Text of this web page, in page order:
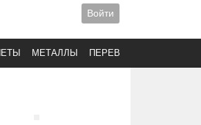
Войти
МЕТАЛЛЫ ПЕРЕВОДЫ